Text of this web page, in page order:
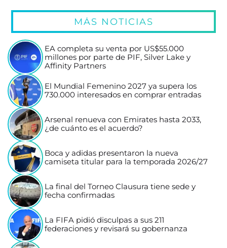
MÁS NOTICIAS
EA completa su venta por US$55.000
millones por parte de PIF, Silver Lake y
Affinity Partners
El Mundial Femenino 2027 ya supera los
730.000 interesados en comprar entradas
Arsenal renueva con Emirates hasta 2033,
¿de cuánto es el acuerdo?
Boca y adidas presentaron la nueva
camiseta titular para la temporada 2026/27
La final del Torneo Clausura tiene sede y
fecha confirmadas
La FIFA pidió disculpas a sus 211
federaciones y revisará su gobernanza